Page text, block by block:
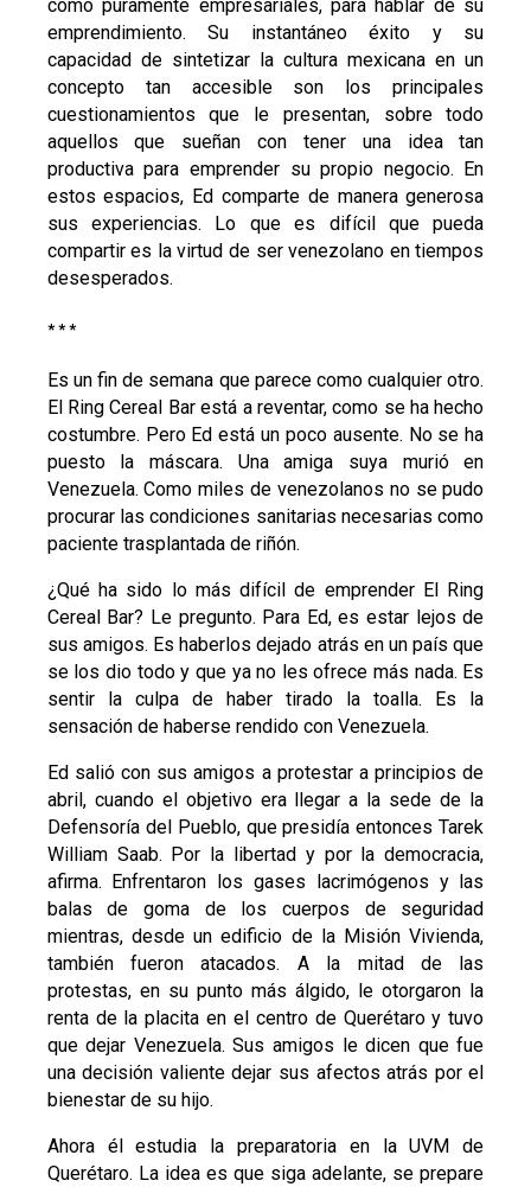
como puramente empresariales, para hablar de su
emprendimiento. Su instantáneo éxito y su
capacidad de sintetizar la cultura mexicana en un
concepto tan accesible son los principales
cuestionamientos que le presentan, sobre todo
aquellos que sueñan con tener una idea tan
productiva para emprender su propio negocio. En
estos espacios, Ed comparte de manera generosa
sus experiencias. Lo que es difícil que pueda
compartir es la virtud de ser venezolano en tiempos
desesperados.
* * *
Es un fin de semana que parece como cualquier otro.
El Ring Cereal Bar está a reventar, como se ha hecho
costumbre. Pero Ed está un poco ausente. No se ha
puesto la máscara. Una amiga suya murió en
Venezuela. Como miles de venezolanos no se pudo
procurar las condiciones sanitarias necesarias como
paciente trasplantada de riñón.
¿Qué ha sido lo más difícil de emprender El Ring
Cereal Bar? Le pregunto. Para Ed, es estar lejos de
sus amigos. Es haberlos dejado atrás en un país que
se los dio todo y que ya no les ofrece más nada. Es
sentir la culpa de haber tirado la toalla. Es la
sensación de haberse rendido con Venezuela.
Ed salió con sus amigos a protestar a principios de
abril, cuando el objetivo era llegar a la sede de la
Defensoría del Pueblo, que presidía entonces Tarek
William Saab. Por la libertad y por la democracia,
afirma. Enfrentaron los gases lacrimógenos y las
balas de goma de los cuerpos de seguridad
mientras, desde un edificio de la Misión Vivienda,
también fueron atacados. A la mitad de las
protestas, en su punto más álgido, le otorgaron la
renta de la placita en el centro de Querétaro y tuvo
que dejar Venezuela. Sus amigos le dicen que fue
una decisión valiente dejar sus afectos atrás por el
bienestar de su hijo.
Ahora él estudia la preparatoria en la UVM de
Querétaro. La idea es que siga adelante, se prepare